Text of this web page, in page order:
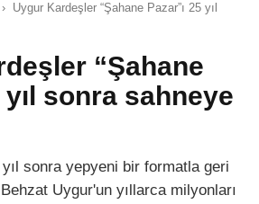
Uygur Kardeşler “Şahane Pazar”ı 25 yıl
“Şahane
yıl sonra sahneye
yıl sonra yepyeni bir formatla geri
Uygur'un yıllarca milyonları